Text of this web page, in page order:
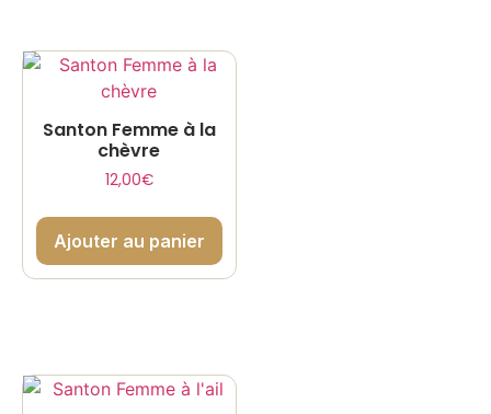
Santon Femme à la
chèvre
12,00€
Ajouter au panier